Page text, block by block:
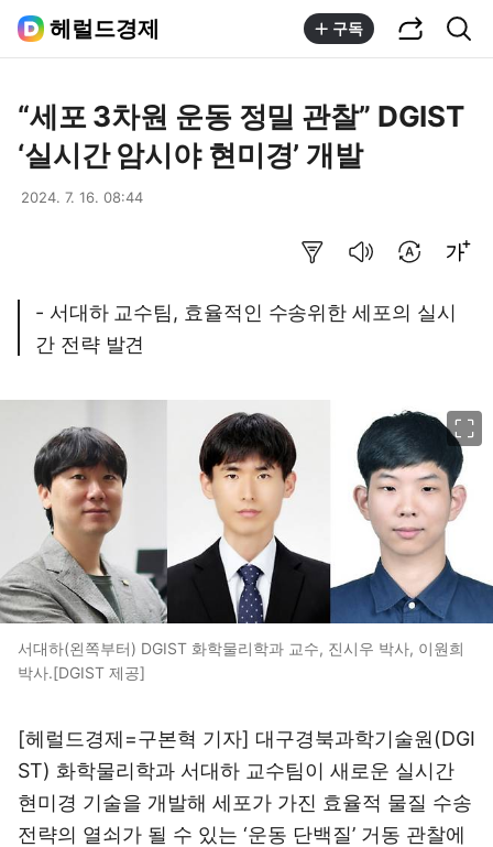
헤럴드경제 구독
“세포 3차원 운동 정밀 관찰” DGIST
‘실시간 암시야 현미경’ 개발
2024. 7. 16. 08:44
- 서대하 교수팀, 효율적인 수송위한 세포의 실시
간 전략 발견
서대하(왼쪽부터) DGIST 화학물리학과 교수, 진시우 박사, 이원희
박사.[DGIST 제공]
[헤럴드경제=구본혁 기자] 대구경북과학기술원(DGI
ST) 화학물리학과 서대하 교수팀이 새로운 실시간
현미경 기술을 개발해 세포가 가진 효율적 물질 수송
전략의 열쇠가 될 수 있는 ‘운동 단백질’ 거동 관찰에